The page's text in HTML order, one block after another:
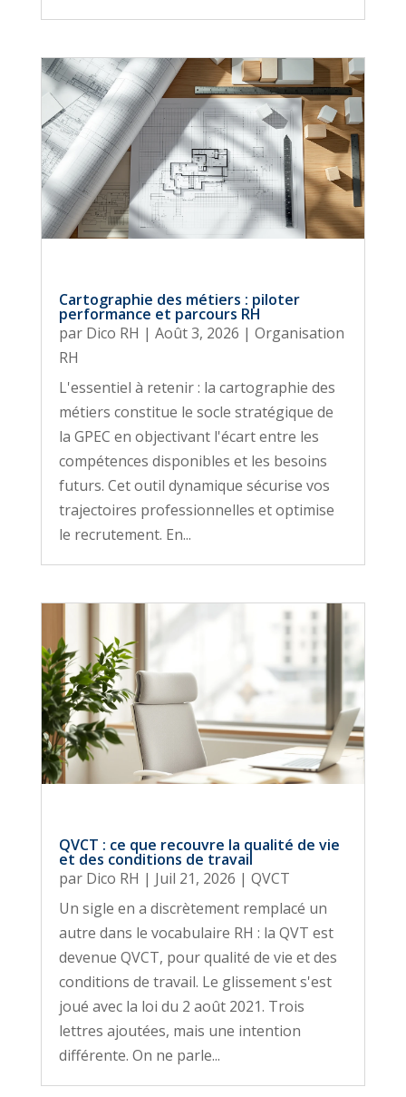
Cartographie des métiers : piloter
performance et parcours RH
par Dico RH | Août 3, 2026 | Organisation
RH
L'essentiel à retenir : la cartographie des
métiers constitue le socle stratégique de
la GPEC en objectivant l'écart entre les
compétences disponibles et les besoins
futurs. Cet outil dynamique sécurise vos
trajectoires professionnelles et optimise
le recrutement. En...
QVCT : ce que recouvre la qualité de vie
et des conditions de travail
par Dico RH | Juil 21, 2026 | QVCT
Un sigle en a discrètement remplacé un
autre dans le vocabulaire RH : la QVT est
devenue QVCT, pour qualité de vie et des
conditions de travail. Le glissement s'est
joué avec la loi du 2 août 2021. Trois
lettres ajoutées, mais une intention
différente. On ne parle...